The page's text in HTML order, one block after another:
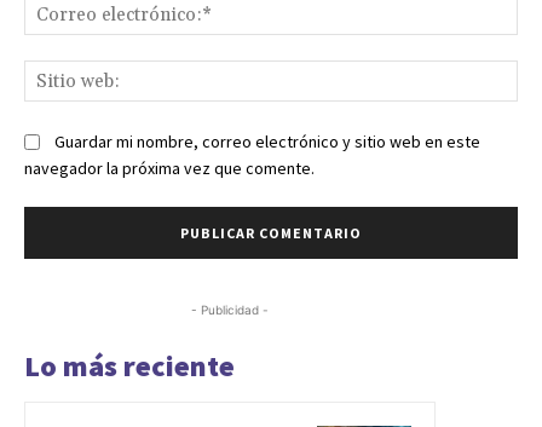
Guardar mi nombre, correo electrónico y sitio web en este
navegador la próxima vez que comente.
- Publicidad -
Lo más reciente